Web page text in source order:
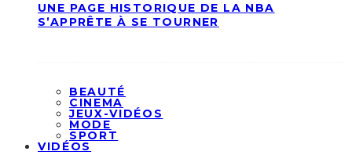
UNE PAGE HISTORIQUE DE LA NBA
S’APPRÊTE À SE TOURNER
BEAUTÉ
CINEMA
JEUX-VIDÉOS
MODE
SPORT
VIDÉOS